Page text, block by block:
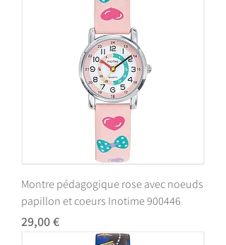
Montre pédagogique rose avec noeuds
papillon et coeurs Inotime 900446
Prix
29,00 €